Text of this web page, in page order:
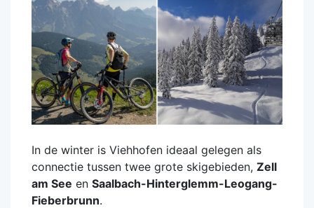
In de winter is Viehhofen ideaal gelegen als
connectie tussen twee grote skigebieden, Zell
am See en Saalbach-Hinterglemm-Leogang-
Fieberbrunn.